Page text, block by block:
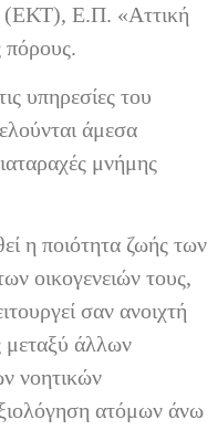
(ΕΚΤ), Ε.Π. «Αττική
πόρους.
υπηρεσίες του
άμεσα
μνήμης
η ποιότητα ζωής των
οικογενειών τους,
σαν ανοιχτή
μεταξύ άλλων
νοητικών
ατόμων άνω